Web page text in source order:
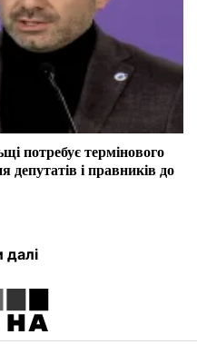
потребує термінового
депутатів і правників до
далі